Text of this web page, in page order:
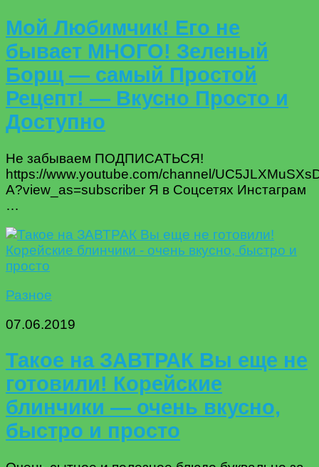
Мой Любимчик! Его не
бывает МНОГО! Зеленый
Борщ — самый Простой
Рецепт! — Вкусно Просто и
Доступно
Не забываем ПОДПИСАТЬСЯ!
https://www.youtube.com/channel/
A?view_as=subscriber Я в Соцсетях Инстаграм
…
Разное
07.06.2019
Такое на ЗАВТРАК Вы еще не
готовили! Корейские
блинчики — очень вкусно,
быстро и просто